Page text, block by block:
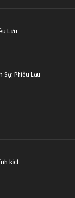
Lưu
Sự, Phiêu Lưu
kịch